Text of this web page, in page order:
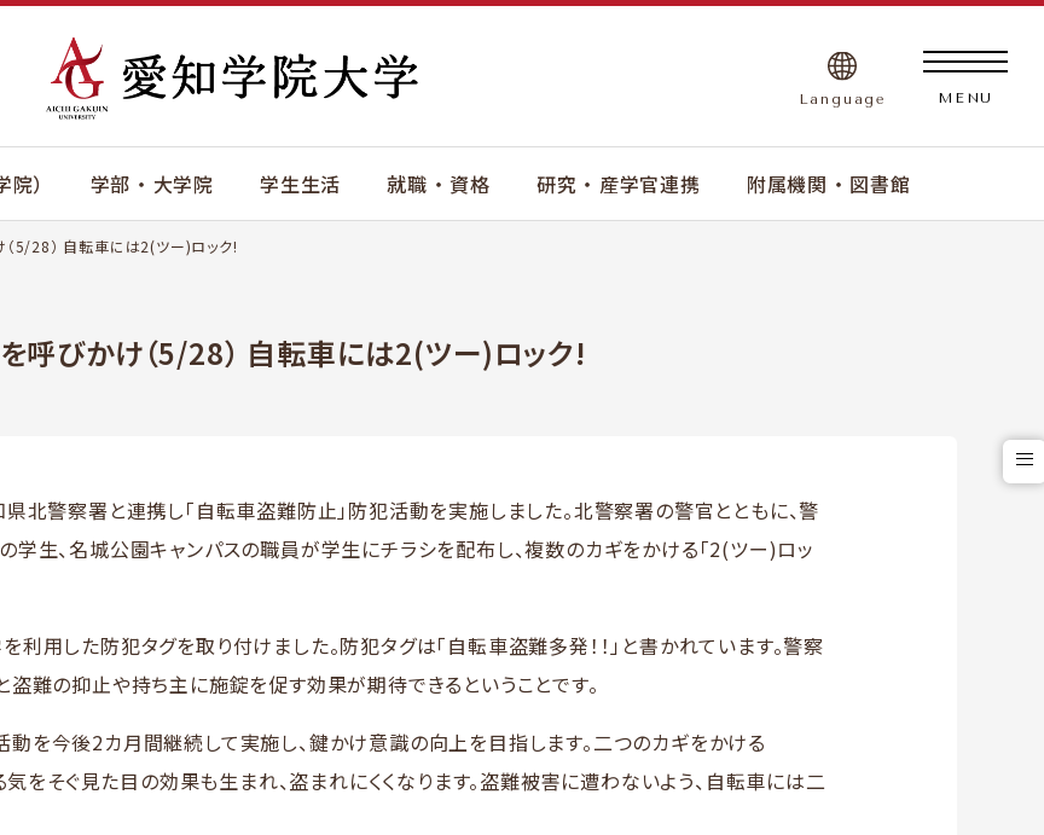
Language MENU
） 学部 ・ 大学院 学生生活 就職 ・ 資格 研究 ・ 産学官連携 附属機関 ・ 図書館
呼びかけ（5/28） 自転車には2(ツー)ロック!
北警察署と連携し「自転車盗難防止」防犯活動を実施しました。北警察署の警官とともに、警
学生、名城公園キャンパスの職員が学生にチラシを配布し、複数のカギをかける「2(ツー)ロッ
利用した防犯タグを取り付けました。防犯タグは「自転車盗難多発！！」と書かれています。警察
盗難の抑止や持ち主に施錠を促す効果が期待できるということです。
を今後2カ月間継続して実施し、鍵かけ意識の向上を目指します。二つのカギをかける
気をそぐ見た目の効果も生まれ、盗まれにくくなります。盗難被害に遭わないよう、自転車には二
5/28） 自転車には2(ツー)ロック!